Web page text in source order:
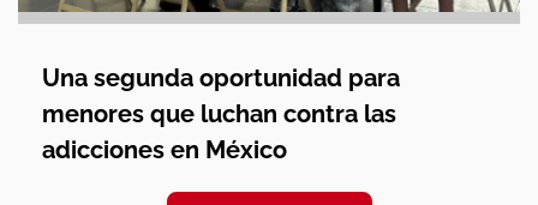
Una segunda oportunidad para
menores que luchan contra las
adicciones en México